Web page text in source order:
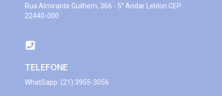
Rua Almirante Guilhem, 366 - 5° Andar Leblon CEP
22440-000
TELEFONE
WhatSapp: (21) 3955-3056